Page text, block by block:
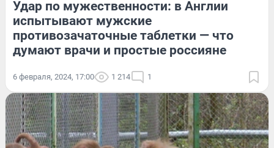
Удар по мужественности: в Англии
испытывают мужские
противозачаточные таблетки — что
думают врачи и простые россияне
6 февраля, 2024, 17:00 1 214 1